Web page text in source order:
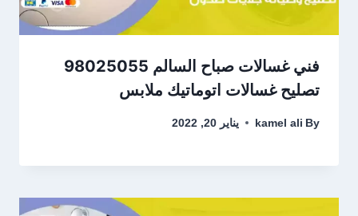
فني غسالات صباح السالم 98025055
تصليح غسالات اتوماتيك ملابس
By
kamel ali يناير 20, 2022